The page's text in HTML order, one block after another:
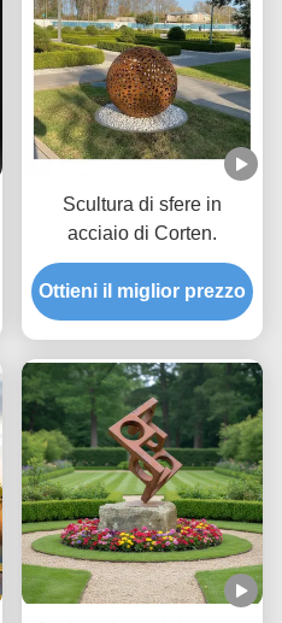
Scultura di sfere in
acciaio di Corten.
Ottieni il miglior prezzo